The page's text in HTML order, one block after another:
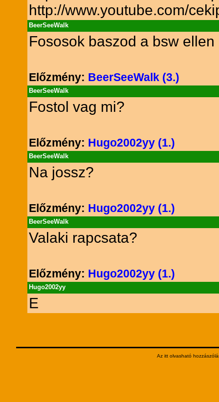
http://www.youtube.com/
BeerSeeWalk
Fososok baszod a bsw
Előzmény: BeerSeeWalk (3.)
BeerSeeWalk
Fostol vag mi?
Előzmény: Hugo2002yy (1.)
BeerSeeWalk
Na jossz?
Előzmény: Hugo2002yy (1.)
BeerSeeWalk
Valaki rapcsata?
Előzmény: Hugo2002yy (1.)
Hugo2002yy
E
Az itt olvasható